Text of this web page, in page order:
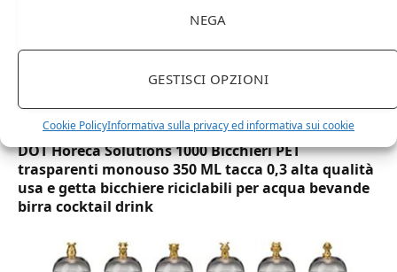
NEGA
GESTISCI OPZIONI
Cookie PolicyInformativa sulla privacy ed informativa sui cookie
DOT Horeca Solutions 1000 Bicchieri PET
trasparenti monouso 350 ML tacca 0,3 alta qualità
usa e getta bicchiere riciclabili per acqua bevande
birra cocktail drink